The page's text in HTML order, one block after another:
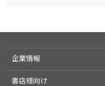
企業情報
書店様向け